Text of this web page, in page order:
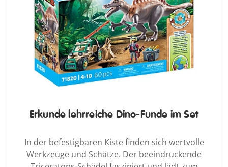
Erkunde lehrreiche Dino-Funde im Set
In der befestigbaren Kiste finden sich wertvolle
Werkzeuge und Schätze. Der beeindruckende